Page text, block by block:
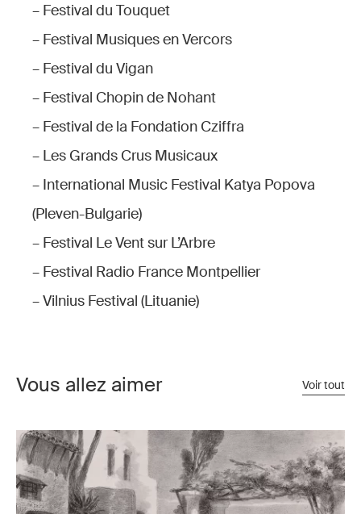
– Festival du Touquet
– Festival Musiques en Vercors
– Festival du Vigan
– Festival Chopin de Nohant
– Festival de la Fondation Cziffra
– Les Grands Crus Musicaux
– International Music Festival Katya Popova
(Pleven-Bulgarie)
– Festival Le Vent sur L’Arbre
– Festival Radio France Montpellier
– Vilnius Festival (Lituanie)
Vous allez aimer Voir tout